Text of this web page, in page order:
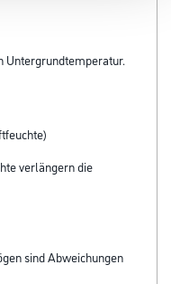
Untergrundtemperatur.
verlängern die
sind Abweichungen